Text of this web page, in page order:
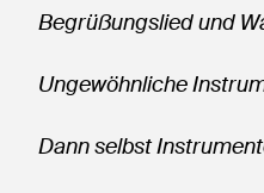
Begrüßungslied und
Ungewöhnliche
Dann selbst